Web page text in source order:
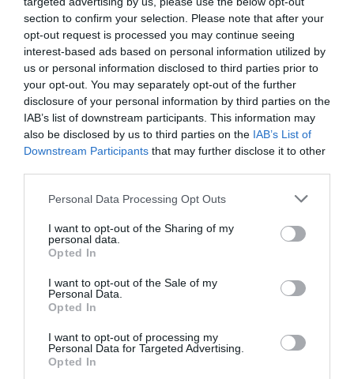
section to confirm your selection. Please note that after your
opt-out request is processed you may continue seeing
interest-based ads based on personal information utilized by
us or personal information disclosed to third parties prior to
your opt-out. You may separately opt-out of the further
disclosure of your personal information by third parties on the
IAB’s list of downstream participants. This information may
also be disclosed by us to third parties on the IAB’s List of
Downstream Participants that may further disclose it to other
Personal Data Processing Opt Outs
I want to opt-out of the Sharing of my
personal data.
Opted In
I want to opt-out of the Sale of my
Personal Data.
Opted In
I want to opt-out of processing my
Personal Data for Targeted Advertising.
Opted In
TÓRAOLVASÓ ASZTAL FÖLÖTT.
Míg a férfiak a földszinten, a nők a karzaton
kaphattak helyet: a nők imahelye eredetileg
nagy ívekkel nyílt a férfiak imatermébe.
A zsinagóga belső falait gazdagon
díszítették. Mór stílusú dekoratív festések,
geometrikus és növényi minták kerültek a
falakra, de csillagmotívumokat is
sárga és az arany színek uralják, pompájukkal
felidézve a mádi zsidó közösség egykori,
letűnt fénykorát.
Fotó: MTI, Oláh Tibor
A helyi zsidóság története ugyanis a 20.